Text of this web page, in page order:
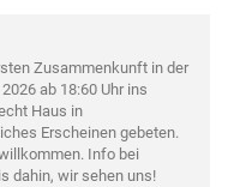
Zusammenkunft in der
ab 18:60 Uhr ins
Haus in
Erscheinen gebeten.
Info bei
dahin, wir sehen uns!